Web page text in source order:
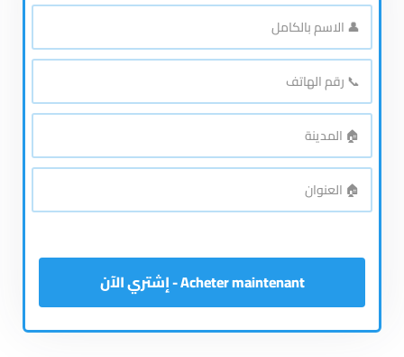
👤
الاسم
بالكامل*
📞
رقم
الهاتف*
🏠
المدينة*
🏠
العنوان*
Acheter maintenant - إشتري الآن